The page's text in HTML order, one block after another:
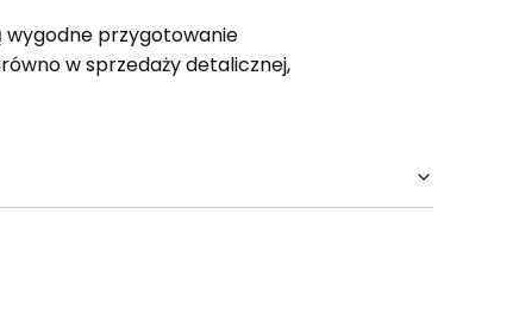
wygodne przygotowanie
w sprzedaży detalicznej,